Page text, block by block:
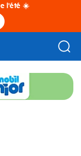
l'été ☀️